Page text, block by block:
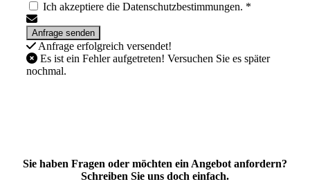
Ich akzeptiere die Datenschutzbestimmungen. *
Anfrage erfolgreich versendet!
Es ist ein Fehler aufgetreten! Versuchen Sie es später
nochmal.
Sie haben Fragen oder möchten ein Angebot anfordern?
Schreiben Sie uns doch einfach.